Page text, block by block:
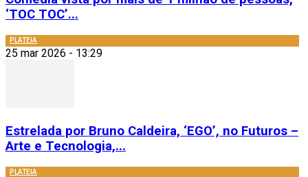
‘TOC TOC’...
PLATEIA
25 mar 2026 - 13:29
Estrelada por Bruno Caldeira, ‘EGO’, no Futuros –
Arte e Tecnologia,...
PLATEIA